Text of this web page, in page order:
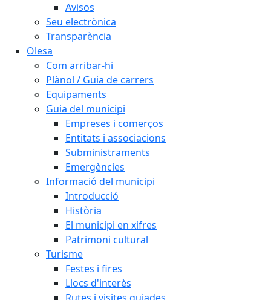
Avisos
Seu electrònica
Transparència
Olesa
Com arribar-hi
Plànol / Guia de carrers
Equipaments
Guia del municipi
Empreses i comerços
Entitats i associacions
Subministraments
Emergències
Informació del municipi
Introducció
Història
El municipi en xifres
Patrimoni cultural
Turisme
Festes i fires
Llocs d'interès